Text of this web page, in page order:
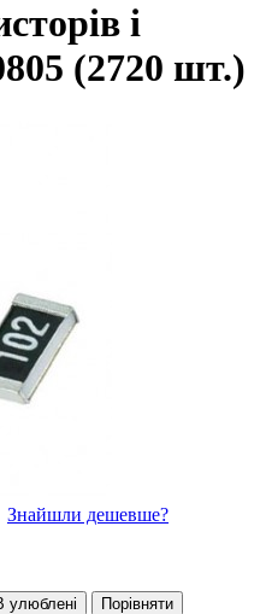
і
(2720 шт.)
Знайшли дешевше?
улюблені Порівняти